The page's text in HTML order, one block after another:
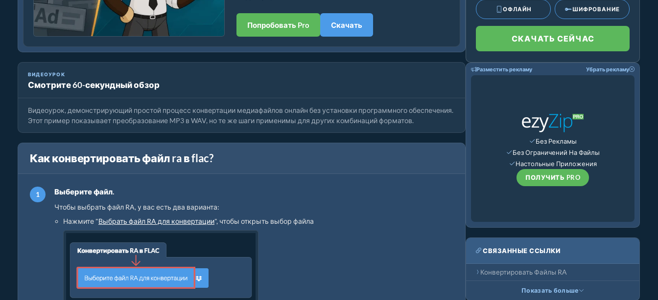
Попробовать Pro Скачать
ВИДЕОУРОК
Смотрите 60-секундный обзор
Как конвертировать медиафайлы
Видеоурок, демонстрирующий простой процесс конвертации медиафайлов онлайн без установки программного обеспечения.
Этот пример показывает преобразование MP3 в WAV, но те же шаги применимы для других комбинаций форматов.
Как конвертировать файл ra в flac?
Выберите файл.
Чтобы выбрать файл RA, у вас есть два варианта:
Нажмите "Выбрать файл RA для конвертации", чтобы открыть выбор файла
ОФЛАЙН ШИФРОВАНИЕ
СКАЧАТЬ СЕЙЧАС
Разместить рекламу Убрать рекламу
Без Рекламы
Без Ограничений На Файлы
Настольные Приложения
ПОЛУЧИТЬ PRO
СВЯЗАННЫЕ ССЫЛКИ
Конвертировать Файлы RA
Показать больше